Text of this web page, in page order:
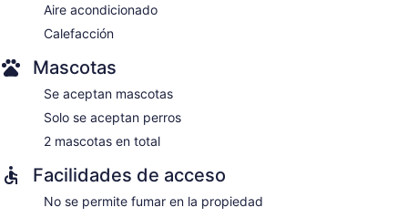
Aire acondicionado
Calefacción
Mascotas
Se aceptan mascotas
Solo se aceptan perros
2 mascotas en total
Facilidades de acceso
No se permite fumar en la propiedad